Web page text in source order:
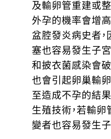
及輸卵管重建或
外孕的機率會增
盆腔發炎病史者
塞也容易發生子
和披衣菌感染會
也會引起卵巢輸
至造成不孕的結
生殖技術，若輸
變者也容易發生子